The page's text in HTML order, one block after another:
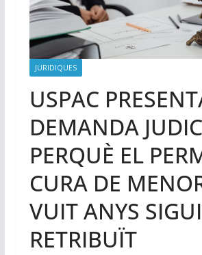
JURIDIQUES
USPAC
DEMANDA
PERQUÈ EL
CURA DE
VUIT ANYS SIGUI
RETRIBUÏT